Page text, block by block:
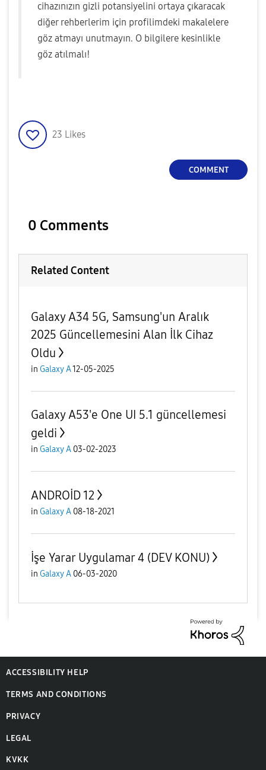
cihazınızın gizli potansiyelini ortaya çıkaracak
diğer rehberlerim için profilimdeki makalelere
göz atmayı unutmayın. O bilgilere kesinlikle
göz atılmalı!
23 Likes
COMMENT
0 Comments
Related Content
Galaxy A34 5G, Samsung'un Aralık
2025 Güncellemesini Alan İlk Cihaz
Oldu
in Galaxy A12-05-2025
Galaxy A53'e One UI 5.1 güncellemesi
geldi
in Galaxy A 03-02-2023
ANDROİD 12
in Galaxy A 08-18-2021
İşe Yarar Uygulamar 4 (DEV KONU)
in Galaxy A 06-03-2020
ACCESSIBILITY HELP
TERMS AND CONDITIONS
PRIVACY
LEGAL
KVKK